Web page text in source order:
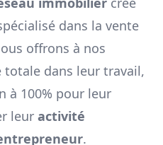
dans la vente
offrons à nos
dans leur travail,
à 100% pour leur
leur activité
.